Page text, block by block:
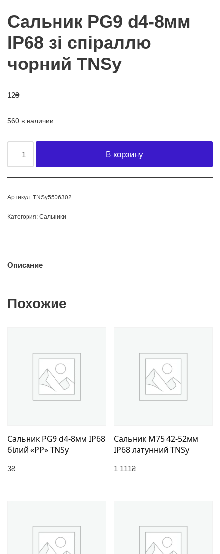
Сальник PG9 d4-8мм
IP68 зі спіраллю
чорний TNSy
12₴
560 в наличии
В корзину
Артикул: TNSy5506302
Категория: Сальники
Описание
Похожие
Сальник PG9 d4-8мм IP68
білий «PP» TNSy
3₴
Сальник M75 42-52мм
IP68 латунний TNSy
1 111₴